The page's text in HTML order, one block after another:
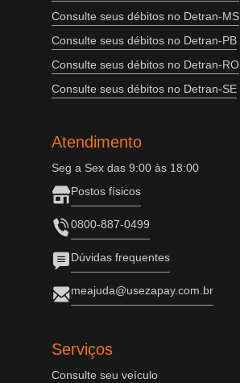
Consulte seus débitos no Detran-MS
Consulte seus débitos no Detran-PB
Consulte seus débitos no Detran-RO
Consulte seus débitos no Detran-SE
Atendimento
Seg a Sex das 9:00 às 18:00
Postos físicos
0800-887-0499
Dúvidas frequentes
meajuda@usezapay.com.br
Serviços
Consulte seu veículo